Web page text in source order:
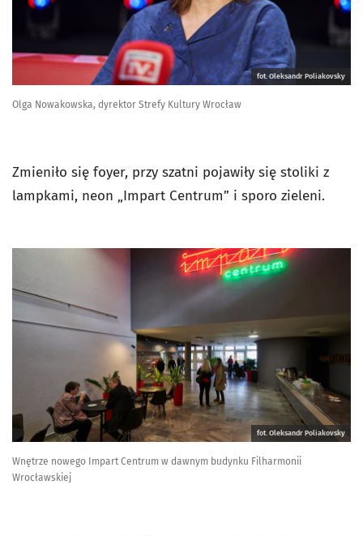
fot. Oleksandr Poliakovsky
Olga Nowakowska, dyrektor Strefy Kultury Wrocław
Zmieniło się foyer, przy szatni pojawiły się stoliki z
lampkami, neon „Impart Centrum” i sporo zieleni.
fot. Oleksandr Poliakovsky
Wnętrze nowego Impart Centrum w dawnym budynku Filharmonii
Wrocławskiej